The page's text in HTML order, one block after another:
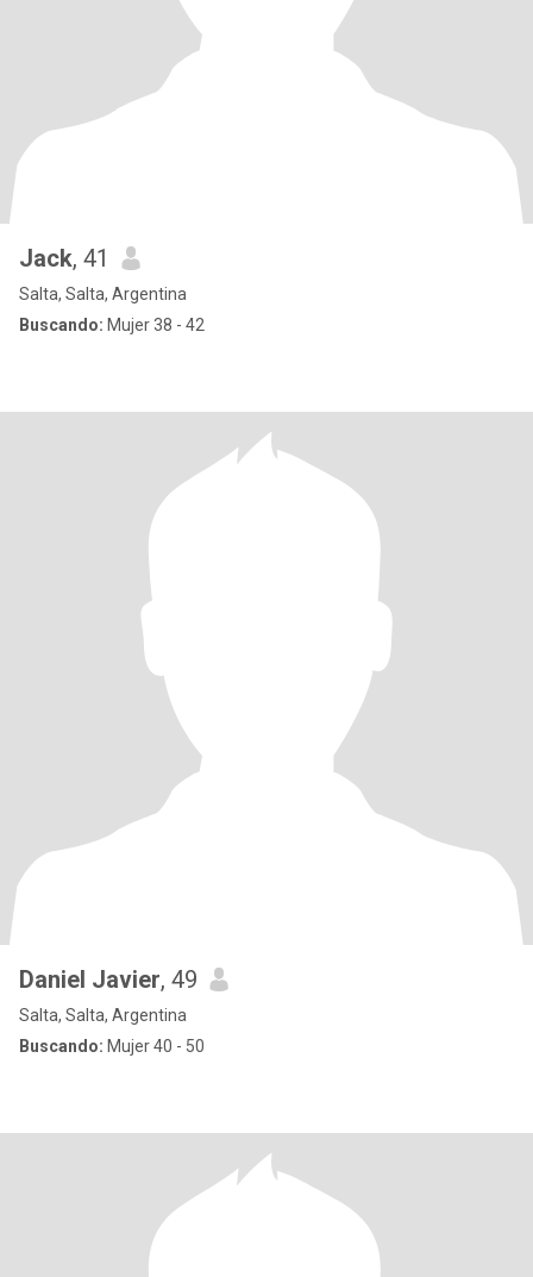
Jack, 41
Salta, Salta, Argentina
Buscando: Mujer 38 - 42
Daniel Javier, 49
Salta, Salta, Argentina
Buscando: Mujer 40 - 50